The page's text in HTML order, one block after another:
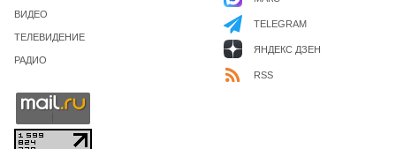
ВИДЕО
ТЕЛЕВИДЕНИЕ
РАДИО
TELEGRAM
ЯНДЕКС ДЗЕН
RSS